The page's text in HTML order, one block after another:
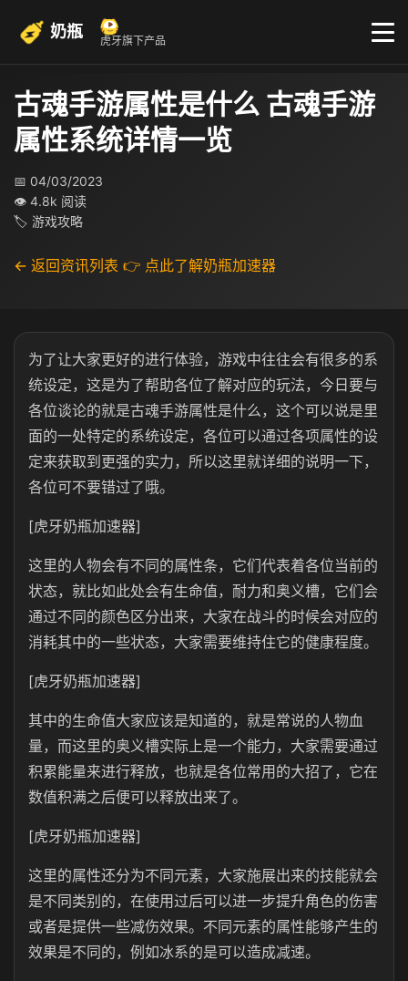
奶瓶 虎牙旗下产品
古魂手游属性是什么 古魂手游
属性系统详情一览
📅 04/03/2023
👁 4.8k 阅读
🏷 游戏攻略
← 返回资讯列表 👉 点此了解奶瓶加速器
为了让大家更好的进行体验，游戏中往往会有很多的系
统设定，这是为了帮助各位了解对应的玩法，今日要与
各位谈论的就是古魂手游属性是什么，这个可以说是里
面的一处特定的系统设定，各位可以通过各项属性的设
定来获取到更强的实力，所以这里就详细的说明一下，
各位可不要错过了哦。
[虎牙奶瓶加速器]
这里的人物会有不同的属性条，它们代表着各位当前的
状态，就比如此处会有生命值，耐力和奥义槽，它们会
通过不同的颜色区分出来，大家在战斗的时候会对应的
消耗其中的一些状态，大家需要维持住它的健康程度。
[虎牙奶瓶加速器]
其中的生命值大家应该是知道的，就是常说的人物血
量，而这里的奥义槽实际上是一个能力，大家需要通过
积累能量来进行释放，也就是各位常用的大招了，它在
数值积满之后便可以释放出来了。
[虎牙奶瓶加速器]
这里的属性还分为不同元素，大家施展出来的技能就会
是不同类别的，在使用过后可以进一步提升角色的伤害
或者是提供一些减伤效果。不同元素的属性能够产生的
效果是不同的，例如冰系的是可以造成减速。